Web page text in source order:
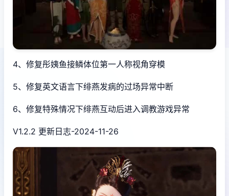
4、修复彤姨鱼接鳞体位第一人称视角穿模
5、修复英文语言下绯燕发病的过场异常中断
6、修复特殊情况下绯燕互动后进入调教游戏异常
V1.2.2 更新日志-2024-11-26